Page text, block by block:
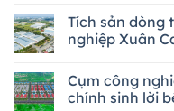
Tích sản dòng
nghiệp Xuân
Cụm công
chính sinh lời